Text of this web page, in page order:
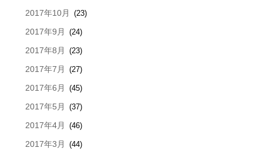
2017年10月 (23)
2017年9月 (24)
2017年8月 (23)
2017年7月 (27)
2017年6月 (45)
2017年5月 (37)
2017年4月 (46)
2017年3月 (44)